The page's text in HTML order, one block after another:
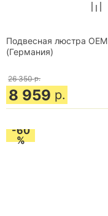
Подвесная люстра OEM
(Германия)
26 350 р.
8 959 р.
-60
%